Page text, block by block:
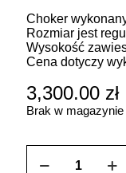
Choker
Rozmiar jest
Wysokość
Cena dotyczy
3,300.00 zł
Brak w magazynie
ZOZO